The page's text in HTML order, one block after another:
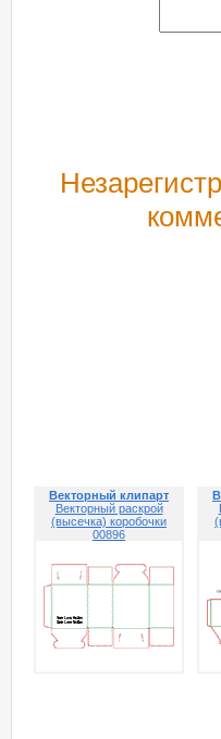
Векторный клипарт
Векторный раскрой
(высечка) коробочки
00896